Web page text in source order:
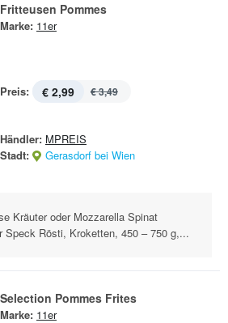
Fritteusen Pommes
Marke: 11er
Preis: € 2,99 € 3,49
Händler: MPREIS
Stadt:
Gerasdorf bei Wien
Kräuter oder Mozzarella Spinat
Speck Rösti, Kroketten, 450 – 750 g,...
Selection Pommes Frites
Marke: 11er